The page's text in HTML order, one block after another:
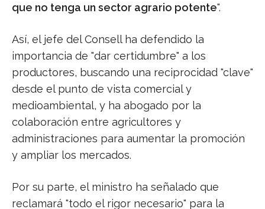
que no tenga un sector agrario potente".
Así, el jefe del Consell ha defendido la
importancia de "dar certidumbre" a los
productores, buscando una reciprocidad "clave"
desde el punto de vista comercial y
medioambiental, y ha abogado por la
colaboración entre agricultores y
administraciones para aumentar la promoción
y ampliar los mercados.
Por su parte, el ministro ha señalado que
reclamará "todo el rigor necesario" para la